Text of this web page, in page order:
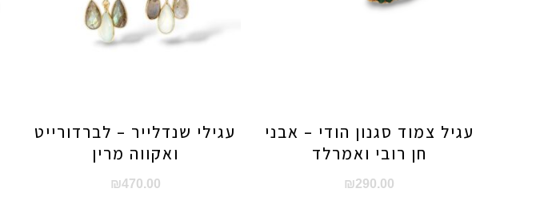
עגילי שנדלייר – לברדורייט
ואקווה מרין
₪470.00
עגיל צמוד סגנון הודי – אבני
חן רובי ואמרלד
₪290.00